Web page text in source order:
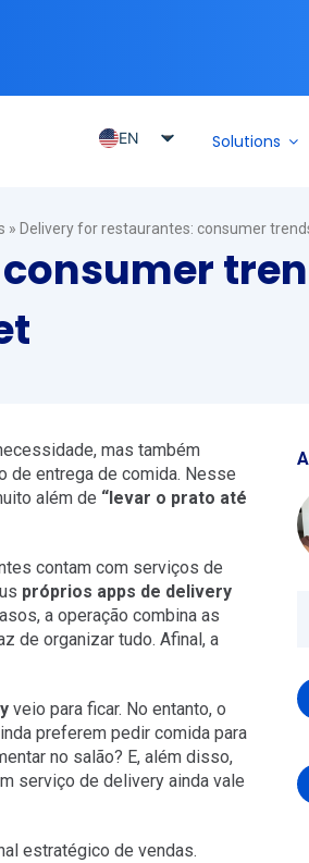
EN
ES_CO
Solutions
» Delivery for restaurantes: consumer
mas também
de entrega de comida. Nesse
além de “levar o prato até
contam com serviços de
próprios apps de delivery
a operação combina as
de organizar tudo. Afinal, a
veio para ficar. No entanto, o
preferem pedir comida para
no salão? E, além disso,
serviço de delivery ainda vale
estratégico de vendas.